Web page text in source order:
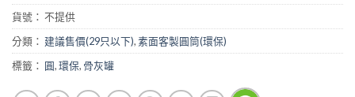
貨號： 不提供
分類： 建議售價(29只以下),素面客製圓筒(環保)
標籤： 圓,環保, 骨灰罐